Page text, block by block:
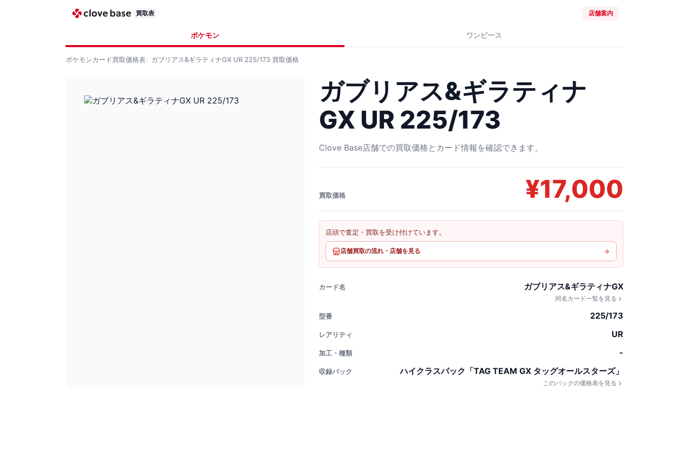
買取表 店舗案内
ポケモン ワンピース
ポケモンカード買取価格表 ガブリアス&ギラティナGX UR 225/173 買取価格
ガブリアス&ギラティナ
GX UR 225/173
Clove Base店舗での買取価格とカード情報を確認できます。
買取価格 ¥17,000
店頭で査定・買取を受け付けています。
店舗買取の流れ・店舗を見る
カード名 ガブリアス&ギラティナGX
同名カード一覧を見る
型番 225/173
レアリティ UR
加工・種類 -
収録パック ハイクラスパック「TAG TEAM GX タッグオールスターズ」
このパックの価格表を見る